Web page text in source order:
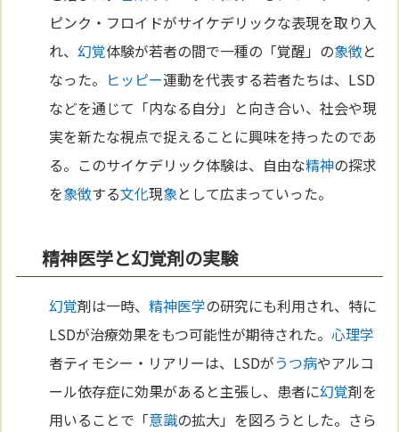
ピンク・フロイドがサイケデリックな表現を取り入
れ、幻覚体験が若者の間で一種の「覚醒」の象徴と
なった。 ヒッピー運動を代表する若者たちは、LSD
などを通じて「内なる自分」と向き合い、社会や現
実を新たな視点で捉えることに興味を持ったのであ
る。このサイケデリック体験は、自由な精神の探求
を象徴する文化現象として広まっていった。
精神医学と幻覚剤の実験
幻覚剤は一時、精神医学の研究にも利用され、特に
LSDが治療効果をもつ可能性が期待された。心理学
者ティモシー・リアリーは、LSDがうつ病やアルコ
ール依存症に効果があると主張し、患者に幻覚剤を
用いることで「意識の拡大」を図ろうとした。さら